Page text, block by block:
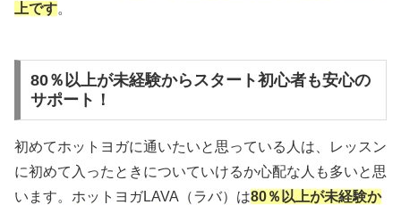
上です。
80％以上が未経験からスタート初心者も安心の
サポート！
初めてホットヨガに通いたいと思っている人は、レッスン
に初めて入ったときについていけるか心配な人も多いと思
います。ホットヨガLAVA（ラバ）は80％以上が未経験か